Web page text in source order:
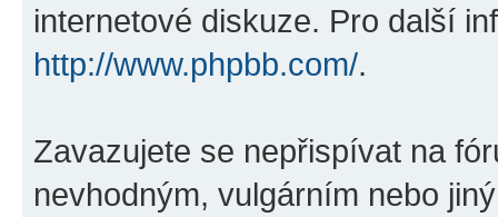
internetové diskuze. Pro další
http://www.phpbb.com/.
Zavazujete se nepřispívat na
nevhodným, vulgárním nebo